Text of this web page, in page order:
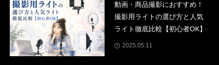
動画・商品撮影におすすめ！
撮影用ライトの選び方と人気
ライト徹底比較【初心者OK】
2025.05.11